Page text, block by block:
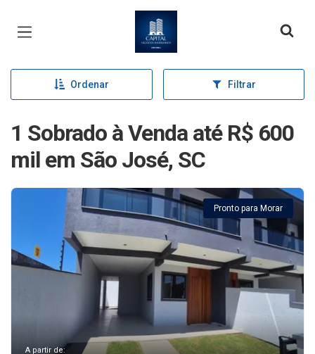
Página inicial
Ordenar Filtrar
1 Sobrado à Venda até R$ 600
mil em São José, SC
Pronto para Morar
A partir de: